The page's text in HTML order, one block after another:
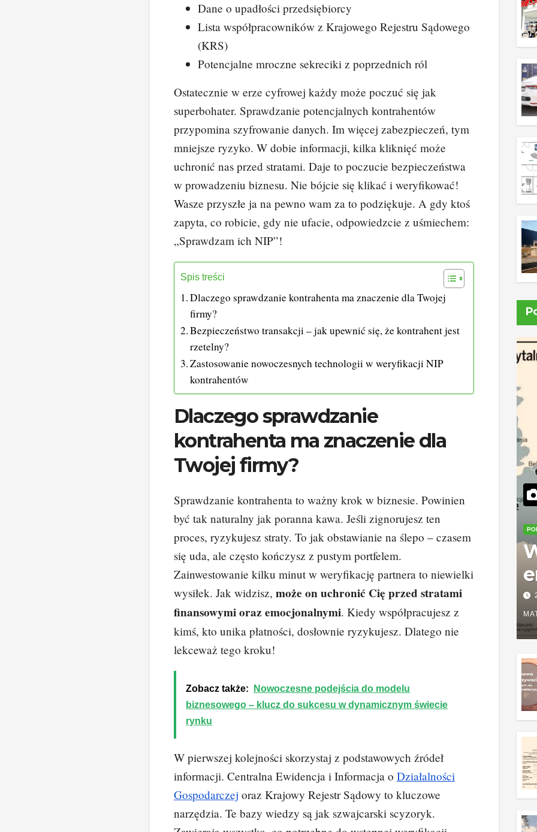
Dane o upadłości przedsiębiorcy
Lista współpracowników z Krajowego Rejestru Sądowego
(KRS)
Potencjalne mroczne sekreciki z poprzednich ról
Ostatecznie w erze cyfrowej każdy może poczuć się jak
superbohater. Sprawdzanie potencjalnych kontrahentów
przypomina szyfrowanie danych. Im więcej zabezpieczeń, tym
mniejsze ryzyko. W dobie informacji, kilka kliknięć może
uchronić nas przed stratami. Daje to poczucie bezpieczeństwa
w prowadzeniu biznesu. Nie bójcie się klikać i weryfikować!
Wasze przyszłe ja na pewno wam za to podziękuje. A gdy ktoś
zapyta, co robicie, gdy nie ufacie, odpowiedzcie z uśmiechem:
„Sprawdzam ich NIP”!
Spis treści
Dlaczego sprawdzanie kontrahenta ma znaczenie dla Twojej
firmy?
Bezpieczeństwo transakcji – jak upewnić się, że kontrahent jest
rzetelny?
Zastosowanie nowoczesnych technologii w weryfikacji NIP
kontrahentów
Dlaczego sprawdzanie
kontrahenta ma znaczenie dla
Twojej firmy?
Sprawdzanie kontrahenta to ważny krok w biznesie. Powinien
być tak naturalny jak poranna kawa. Jeśli zignorujesz ten
proces, ryzykujesz straty. To jak obstawianie na ślepo – czasem
się uda, ale często kończysz z pustym portfelem.
Zainwestowanie kilku minut w weryfikację partnera to niewielki
wysiłek. Jak widzisz, może on uchronić Cię przed stratami
finansowymi oraz emocjonalnymi. Kiedy współpracujesz z
kimś, kto unika płatności, dosłownie ryzykujesz. Dlatego nie
lekceważ tego kroku!
Zobacz także:
Nowoczesne podejścia do modelu
biznesowego – klucz do sukcesu w dynamicznym świecie
rynku
W pierwszej kolejności skorzystaj z podstawowych źródeł
informacji. Centralna Ewidencja i Informacja o Działalności
Gospodarczej oraz Krajowy Rejestr Sądowy to kluczowe
narzędzia. Te bazy wiedzy są jak szwajcarski scyzoryk.